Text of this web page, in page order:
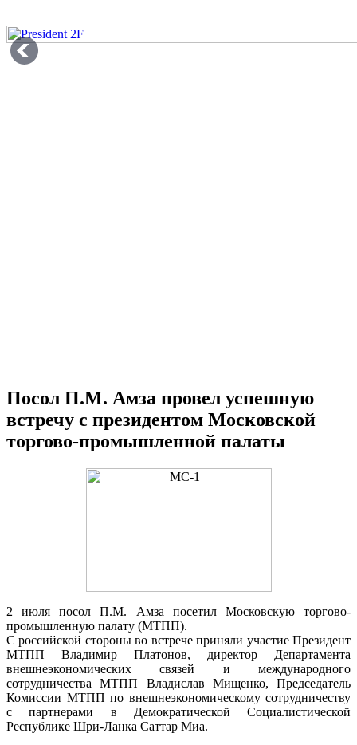
Посол П.М. Амза провел успешную
встречу с президентом Московской
торгово-промышленной палаты
2 июля посол П.М. Амза посетил Московскую торгово-
промышленную палату (МТПП).
С российской стороны во встрече приняли участие Президент
МТПП Владимир Платонов, директор Департамента
внешнеэкономических связей и международного
сотрудничества МТПП Владислав Мищенко, Председатель
Комиссии МТПП по внешнеэкономическому сотрудничеству
с партнерами в Демократической Социалистической
Республике Шри-Ланка Саттар Миа.